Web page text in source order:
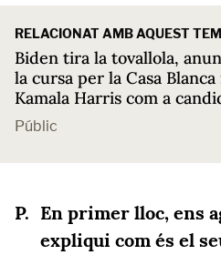
RELACIONAT AMB AQUEST
Biden tira la tovallola,
la cursa per la Casa
Kamala Harris com a
Públic
En primer lloc, ens
expliqui com és el